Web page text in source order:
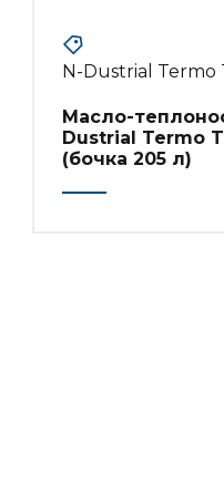
N-Dustrial Termo
Масло-
Dustrial Termo
(бочка 205 л)